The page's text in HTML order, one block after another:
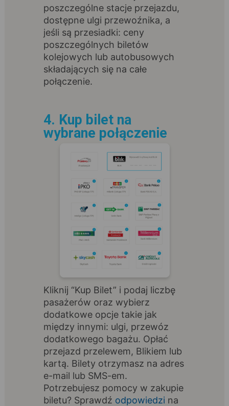
poszczególne stacje przejazdu,
dostępne ulgi przewoźnika, a
jeśli są przesiadki: ceny
poszczególnych biletów
kolejowych lub autobusowych
składających się na całe
połączenie.
4. Kup bilet na
wybrane połączenie
Kliknij “Kup Bilet” i podaj liczbę
pasażerów oraz wybierz
dodatkowe opcje takie jak
między innymi: ulgi, przewóz
dodatkowego bagażu. Opłać
przejazd przelewem, Blikiem lub
kartą. Bilety otrzymasz na adres
e-mail lub SMS-em.
Potrzebujesz pomocy w zakupie
biletu? Sprawdź odpowiedzi na